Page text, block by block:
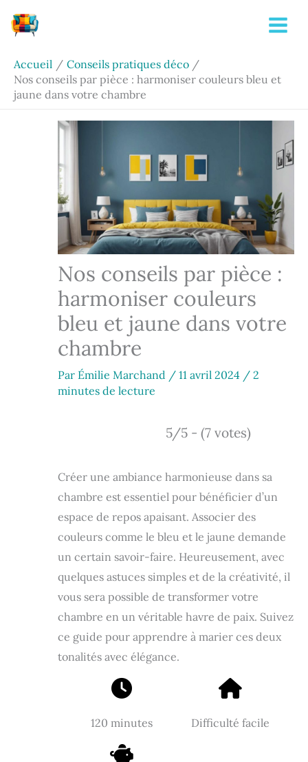
au
Accueil
Conseils pratiques déco
Nos conseils par pièce : harmoniser couleurs bleu et
jaune dans votre chambre
Nos conseils par pièce :
harmoniser couleurs
bleu et jaune dans votre
chambre
Par Émilie Marchand / 11 avril 2024 / 2
minutes de lecture
5/5 - (7 votes)
Créer une ambiance harmonieuse dans sa
chambre est essentiel pour bénéficier d’un
espace de repos apaisant. Associer des
couleurs comme le bleu et le jaune demande
un certain savoir-faire. Heureusement, avec
quelques astuces simples et de la créativité, il
vous sera possible de transformer votre
chambre en un véritable havre de paix. Suivez
ce guide pour apprendre à marier ces deux
tonalités avec élégance.
120 minutes Difficulté facile
Rechercher